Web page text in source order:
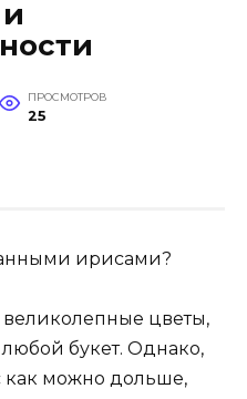
ПРОСМОТРОВ
25
великолепные цветы,
букет. Однако,
как можно дольше,